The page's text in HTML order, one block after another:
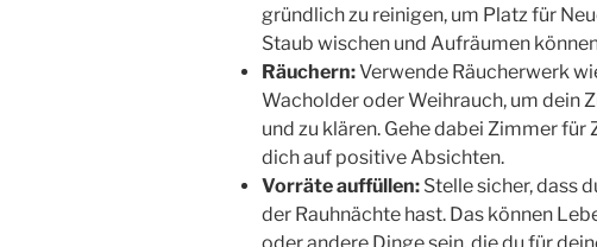
gründlich zu reinigen, um Platz für
Staub wischen und Aufräumen
Räuchern:Verwende Räucherwerk
Wacholder oder Weihrauch, um dein
und zu klären. Gehe dabei Zimmer
dich auf positive Absichten.
Vorräte auffüllen: Stelle sicher, dass
der Rauhnächte hast. Das können